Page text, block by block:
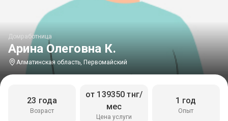
Арина Олеговна К.
Домработница
Алматинская область, Первомайский
Возраст
23 года
Цена услуги
от 139350 тнг/
мес
Опыт
1 год